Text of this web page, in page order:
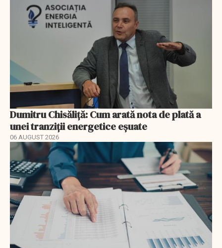
Dumitru Chisăliță: Cum arată nota de plată a
unei tranziții energetice eșuate
06 AUGUST 2026